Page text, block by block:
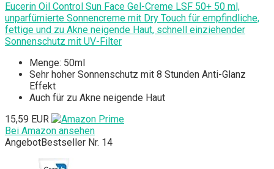
Eucerin Oil Control Sun Face Gel-Creme LSF 50+ 50 ml,
unparfümierte Sonnencreme mit Dry Touch für empfindliche,
fettige und zu Akne neigende Haut, schnell einziehender
Sonnenschutz mit UV-Filter
Menge: 50ml
Sehr hoher Sonnenschutz mit 8 Stunden Anti-Glanz
Effekt
Auch für zu Akne neigende Haut
15,59 EUR
Bei Amazon ansehen
AngebotBestseller Nr. 14